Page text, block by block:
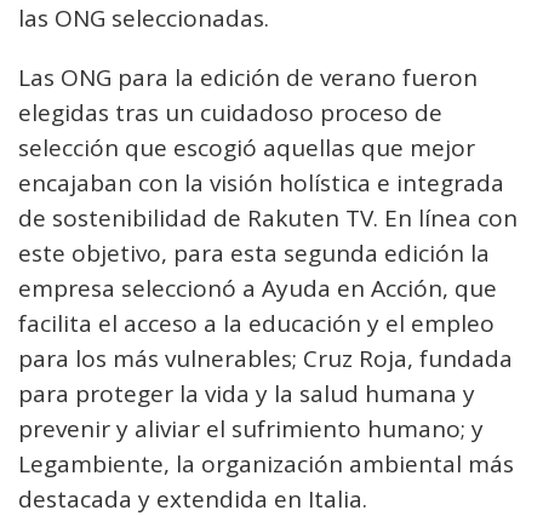
las ONG seleccionadas.
Las ONG para la edición de verano fueron
elegidas tras un cuidadoso proceso de
selección que escogió aquellas que mejor
encajaban con la visión holística e integrada
de sostenibilidad de Rakuten TV. En línea con
este objetivo, para esta segunda edición la
empresa seleccionó a Ayuda en Acción, que
facilita el acceso a la educación y el empleo
para los más vulnerables; Cruz Roja, fundada
para proteger la vida y la salud humana y
prevenir y aliviar el sufrimiento humano; y
Legambiente, la organización ambiental más
destacada y extendida en Italia.